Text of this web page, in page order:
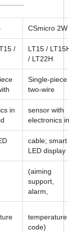
CSmicro 2W
/
LT15 /
/ LT22H
Single-piece
two-wire
in
sensor with
electronics in
cable; smart
LED display
(aiming
support,
alarm,
temperature
code)